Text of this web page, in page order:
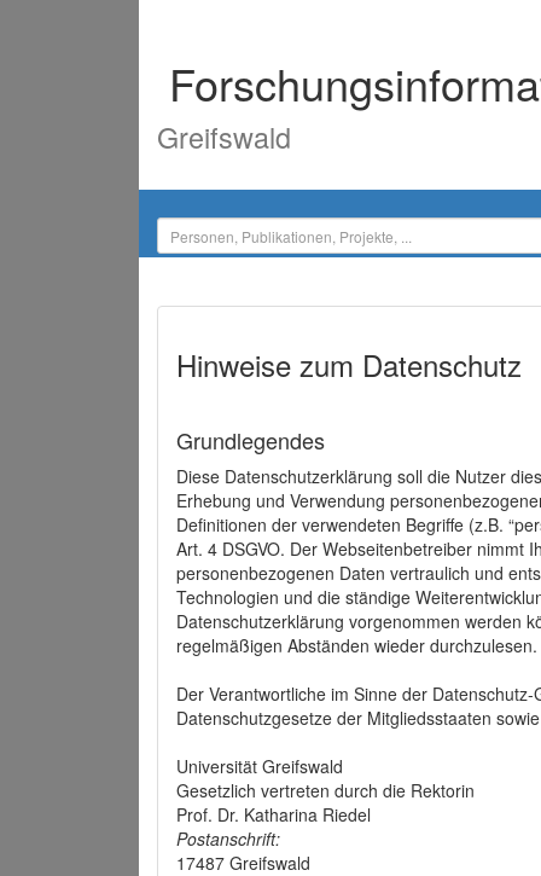
Greifswald
Hinweise zum Datenschutz
Grundlegendes
Diese Datenschutzerklärung soll die Nutzer
Erhebung und Verwendung
Definitionen der verwendeten Begriffe (z.B.
Art. 4 DSGVO. Der Webseitenbetreiber nimmt
personenbezogenen Daten vertraulich und
Technologien und die ständige
Datenschutzerklärung vorgenommen werden
regelmäßigen Abständen wieder durchzulesen.
Der Verantwortliche im Sinne der
Datenschutzgesetze der Mitgliedsstaaten
Universität Greifswald
Gesetzlich vertreten durch die Rektorin
Prof. Dr. Katharina Riedel
Postanschrift:
17487 Greifswald